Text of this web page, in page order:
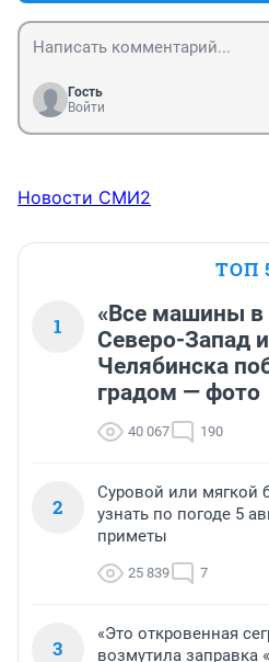
Гость
Войти
Новости СМИ2
ТОП
1
«Все машины в
Северо-Запад
Челябинска
градом — фото
40 067 190
2
Суровой или мягкой
узнать по погоде 5
приметы
25 839 7
3
«Это откровенная
возмутила заправка